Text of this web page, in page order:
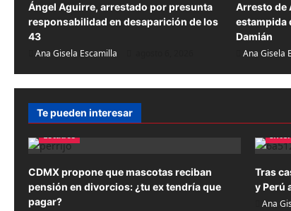
i
ó
n
e
e
n
t
Ángel Aguirre, arrestado por presunta
responsabilidad en desaparición de los
43
Ana Gisela Escamilla
Arresto de
estampida
Damián
Ana Gisela
Te pueden interesar
Estados
CDMX propone que mascotas reciban
pensión en divorcios: ¿tu ex tendría que
pagar?
Tras
y Perú
Ana